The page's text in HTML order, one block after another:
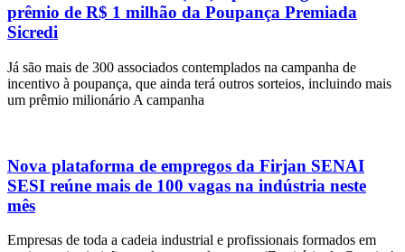
prêmio de R$ 1 milhão da Poupança Premiada
Sicredi
Já são mais de 300 associados contemplados na campanha de
incentivo à poupança, que ainda terá outros sorteios, incluindo mais
um prêmio milionário A campanha
Nova plataforma de empregos da Firjan SENAI
SESI reúne mais de 100 vagas na indústria neste
mês
Empresas de toda a cadeia industrial e profissionais formados em